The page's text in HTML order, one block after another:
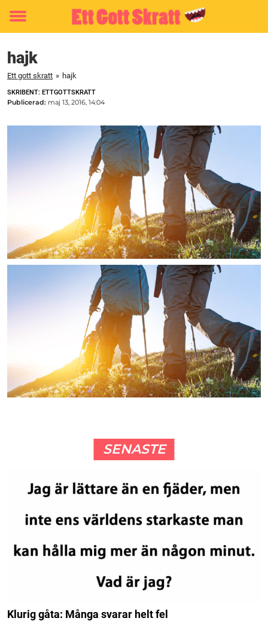
Toggle
hajk
Ett gott skratt » hajk
SKRIBENT: ETTGOTTSKRATT
Publicerad: maj 13, 2016, 14:04
SENASTE
Klurig gåta: Många svarar helt fel